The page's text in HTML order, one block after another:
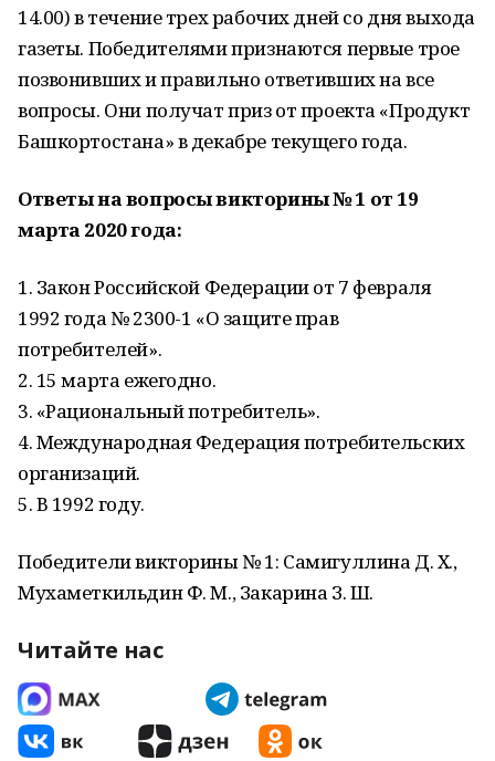
14.00) в течение трех рабочих дней со дня выхода
газеты. Победителями признаются первые трое
позвонивших и правильно ответивших на все
вопросы. Они получат приз от проекта «Продукт
Башкортостана» в декабре текущего года.
Ответы на вопросы викторины № 1 от 19
марта 2020 года:
1. Закон Российской Федерации от 7 февраля
1992 года № 2300-1 «О защите прав
потребителей».
2. 15 марта ежегодно.
3. «Рациональный потребитель».
4. Международная Федерация потребительских
организаций.
5. В 1992 году.
Победители викторины № 1: Самигуллина Д. Х.,
Мухаметкильдин Ф. М., Закарина З. Ш.
Читайте нас